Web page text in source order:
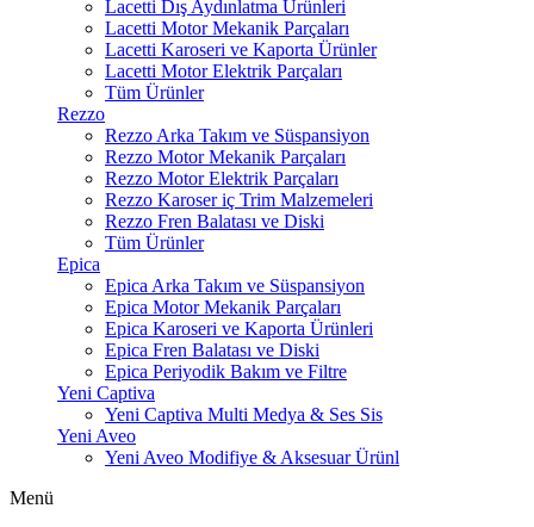
Lacetti Dış Aydınlatma Ürünleri
Lacetti Motor Mekanik Parçaları
Lacetti Karoseri ve Kaporta Ürünler
Lacetti Motor Elektrik Parçaları
Tüm Ürünler
Rezzo
Rezzo Arka Takım ve Süspansiyon
Rezzo Motor Mekanik Parçaları
Rezzo Motor Elektrik Parçaları
Rezzo Karoser iç Trim Malzemeleri
Rezzo Fren Balatası ve Diski
Tüm Ürünler
Epica
Epica Arka Takım ve Süspansiyon
Epica Motor Mekanik Parçaları
Epica Karoseri ve Kaporta Ürünleri
Epica Fren Balatası ve Diski
Epica Periyodik Bakım ve Filtre
Yeni Captiva
Yeni Captiva Multi Medya & Ses Sis
Yeni Aveo
Yeni Aveo Modifiye & Aksesuar Ürünl
Menü